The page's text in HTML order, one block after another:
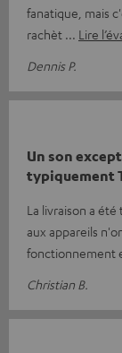
fanatique, mais
rachèt
Lire
Dennis P.
Un son
typiquement
La livraison a
aux appareils
fonctionnement
Christian B.